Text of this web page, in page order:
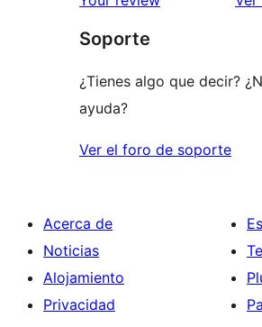
Soporte
¿Tienes algo que decir?
ayuda?
Ver el foro de soporte
Acerca de
Noticias
Alojamiento
Privacidad